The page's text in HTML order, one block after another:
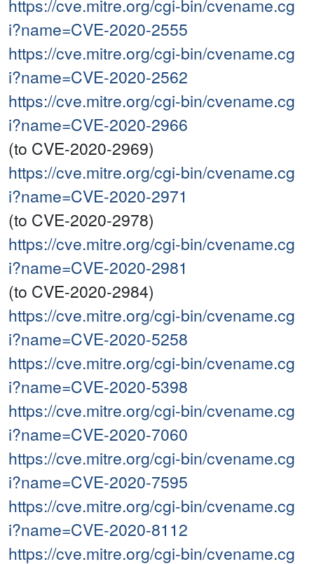
https://cve.mitre.org/cgi-bin/cvename.cg
i?name=CVE-2020-2555
https://cve.mitre.org/cgi-bin/cvename.cg
i?name=CVE-2020-2562
https://cve.mitre.org/cgi-bin/cvename.cg
i?name=CVE-2020-2966
(to CVE-2020-2969)
https://cve.mitre.org/cgi-bin/cvename.cg
i?name=CVE-2020-2971
(to CVE-2020-2978)
https://cve.mitre.org/cgi-bin/cvename.cg
i?name=CVE-2020-2981
(to CVE-2020-2984)
https://cve.mitre.org/cgi-bin/cvename.cg
i?name=CVE-2020-5258
https://cve.mitre.org/cgi-bin/cvename.cg
i?name=CVE-2020-5398
https://cve.mitre.org/cgi-bin/cvename.cg
i?name=CVE-2020-7060
https://cve.mitre.org/cgi-bin/cvename.cg
i?name=CVE-2020-7595
https://cve.mitre.org/cgi-bin/cvename.cg
i?name=CVE-2020-8112
https://cve.mitre.org/cgi-bin/cvename.cg